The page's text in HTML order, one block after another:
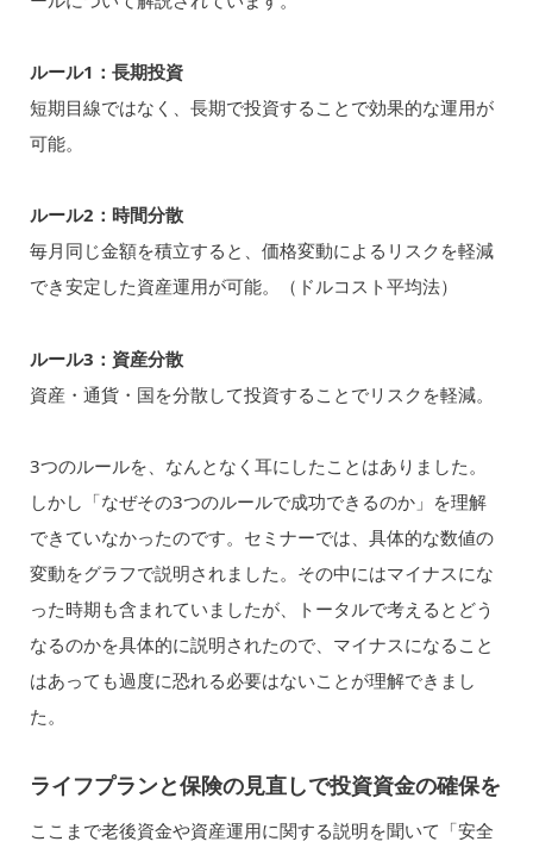
ルール1：長期投資
短期目線ではなく、長期で投資することで効果的な運用が
可能。
ルール2：時間分散
毎月同じ金額を積立すると、価格変動によるリスクを軽減
でき安定した資産運用が可能。（ドルコスト平均法）
ルール3：資産分散
資産・通貨・国を分散して投資することでリスクを軽減。
3つのルールを、なんとなく耳にしたことはありました。
しかし「なぜその3つのルールで成功できるのか」を理解
できていなかったのです。セミナーでは、具体的な数値の
変動をグラフで説明されました。その中にはマイナスにな
った時期も含まれていましたが、トータルで考えるとどう
なるのかを具体的に説明されたので、マイナスになること
はあっても過度に恐れる必要はないことが理解できまし
た。
ライフプランと保険の見直しで投資資金の確保を
ここまで老後資金や資産運用に関する説明を聞いて「安全